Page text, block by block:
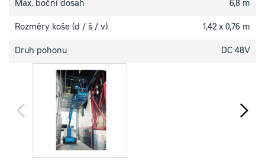
Max. boční dosah 6,8 m
Rozměry koše (d / š / v) 1,42 x 0,76 m
Druh pohonu DC 48V